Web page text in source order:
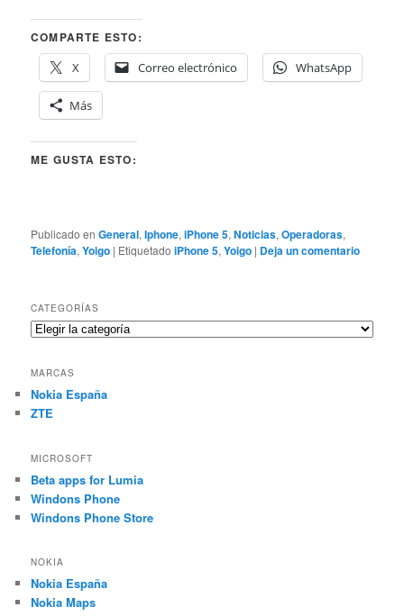
COMPARTE ESTO:
X
Correo electrónico WhatsApp
Más
ME GUSTA ESTO:
Publicado en General,Iphone,iPhone 5,Noticias,Operadoras,
Telefonía,Yoigo | Etiquetado iPhone 5,Yoigo | Deja un comentario
CATEGORÍAS
Categorías
MARCAS
Nokia España
ZTE
MICROSOFT
Beta apps for Lumia
Windons Phone
Windons Phone Store
NOKIA
Nokia España
Nokia Maps